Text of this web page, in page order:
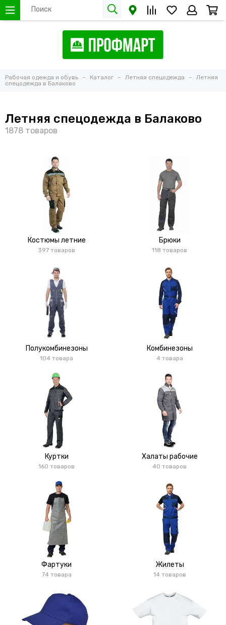
Рабочая одежда и обувь Каталог Летняя спецодежда
Летняя
спецодежда в Балаково
Летняя спецодежда в Балаково
Костюмы летние
397 товаров
Брюки
118 товаров
Полукомбинезоны
104 товара
Комбинезоны
4 товара
Куртки
160 товаров
Халаты рабочие
40 товаров
Фартуки
74 товара
Жилеты
14 товаров